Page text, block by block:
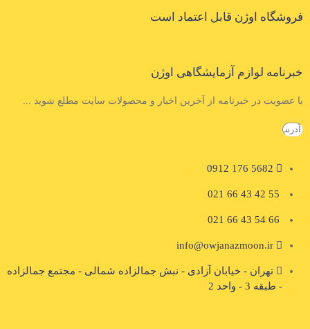
فروشگاه اوژن قابل اعتماد است
خبرنامه لوازم آزمایشگاهی اوژن
با عضویت در خبرنامه از آخرین اخبار و محصولات سایت مطلع شوید ...
5682 176 0912
55 42 43 66 021
66 54 43 66 021
info@owjanazmoon.ir
تهران - خیابان آزادی - نبش جمالزاده شمالی - مجتمع جمالزاده
- طبقه 3 - واحد 2